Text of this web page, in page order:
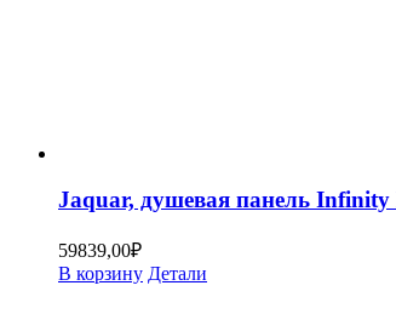
Jaquar, душевая панель
59839,00₽
В корзину Детали